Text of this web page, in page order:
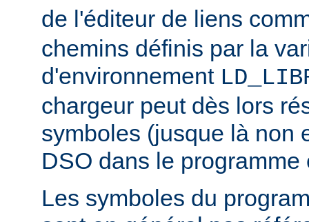
de l'éditeur de liens
chemins définis par la
d'environnement
chargeur peut dès lors
symboles (jusque là non
DSO dans le programme
Les symboles du